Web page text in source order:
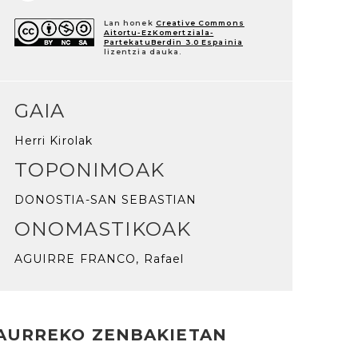
Lan honek Creative Commons
Aitortu-EzKomertziala-
PartekatuBerdin 3.0 Espainia
lizentzia dauka.
GAIA
Herri Kirolak
TOPONIMOAK
DONOSTIA-SAN SEBASTIAN
ONOMASTIKOAK
AGUIRRE FRANCO, Rafael
ZENBAKIETAN